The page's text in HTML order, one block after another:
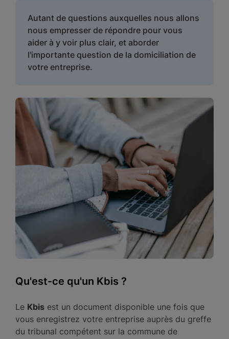
Autant de questions auxquelles nous allons
nous empresser de répondre pour vous
aider à y voir plus clair, et aborder
l'importante question de la domiciliation de
votre entreprise.
Qu'est-ce qu'un Kbis ?
Le Kbis est un document disponible une fois que
vous enregistrez votre entreprise auprès du greffe
du tribunal compétent sur la commune de